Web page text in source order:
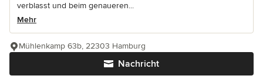
verblasst und beim genaueren...
Mehr
Nachricht
Mühlenkamp 63b, 22303 Hamburg